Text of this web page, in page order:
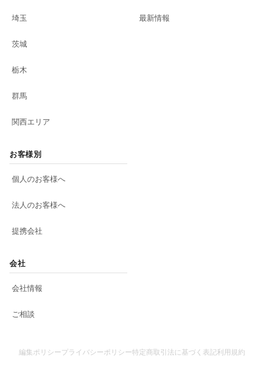
埼玉
茨城
栃木
群馬
関西エリア
最新情報
お客様別
個人のお客様へ
法人のお客様へ
提携会社
会社
会社情報
ご相談
編集ポリシープライバシーポリシー特定商取引法に基づく表記利用規約